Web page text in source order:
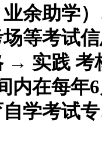
余助学
场等考试
→ 实践
内在每年
学考试